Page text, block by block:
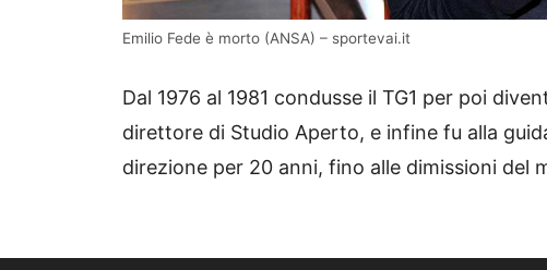
Emilio Fede è morto (ANSA) – sportevai.it
Dal 1976 al 1981 condusse il TG1 per poi
direttore di Studio Aperto, e infine fu alla
direzione per 20 anni, fino alle dimissioni del